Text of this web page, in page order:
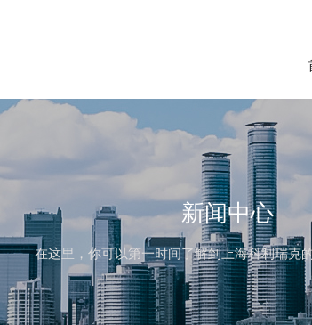
新闻中心
在这里，你可以第一时间了解到上海科利瑞克